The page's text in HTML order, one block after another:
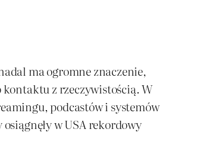
ma ogromne znaczenie,
z rzeczywistością. W
podcastów i systemów
w USA rekordowy